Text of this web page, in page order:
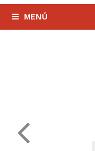
MENÚ